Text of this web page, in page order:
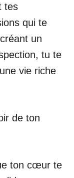
tes
qui te
un
tu te
vie riche
de ton
ton cœur te